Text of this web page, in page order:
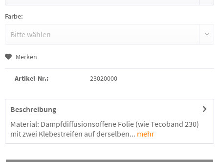
Farbe:
Merken
Artikel-Nr.: 23020000
Beschreibung
Material: Dampfdiffusionsoffene Folie (wie Tecoband 230)
mit zwei Klebestreifen auf derselben... mehr